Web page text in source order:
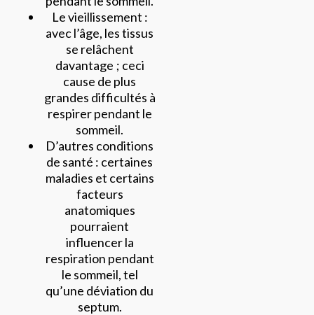
Le vieillissement :
avec l’âge, les tissus
se relâchent
davantage ; ceci
cause de plus
grandes difficultés à
respirer pendant le
sommeil.
D’autres conditions
de santé : certaines
maladies et certains
facteurs
anatomiques
pourraient
influencer la
respiration pendant
le sommeil, tel
qu’une déviation du
septum.